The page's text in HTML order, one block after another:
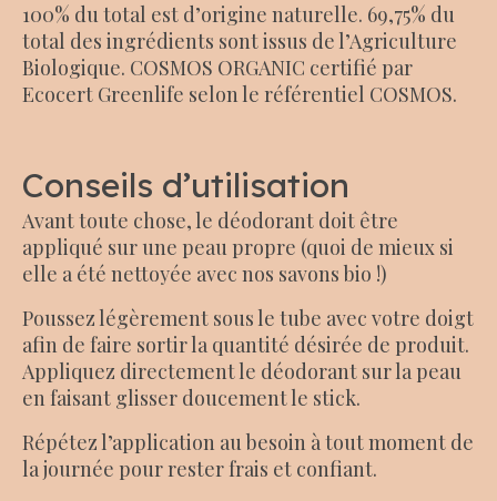
100% du total est d’origine naturelle. 69,75% du
total des ingrédients sont issus de l’Agriculture
Biologique. COSMOS ORGANIC certifié par
Ecocert Greenlife selon le référentiel COSMOS.
Conseils d’utilisation
Avant toute chose, le déodorant doit être
appliqué sur une peau propre (quoi de mieux si
elle a été nettoyée avec nos savons bio !)
Poussez légèrement sous le tube avec votre doigt
afin de faire sortir la quantité désirée de produit.
Appliquez directement le déodorant sur la peau
en faisant glisser doucement le stick.
Répétez l’application au besoin à tout moment de
la journée pour rester frais et confiant.